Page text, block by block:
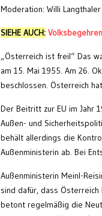
Moderation: Willi
SIEHE AUCH:
„Österreich ist freil“ Das
am 15. Mai 1955. Am 26.
beschlossen. Österreich
Der Beitritt zur EU im Jahr
Außen- und
behält allerdings die
Außenministerin ab. Bei
Außenministerin Meinl-
sind dafür, dass
betont regelmäßig die